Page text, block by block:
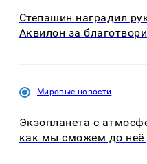
Степашин наградил
Аквилон за
Мировые новости
Экзопланета с
как мы сможем до неё